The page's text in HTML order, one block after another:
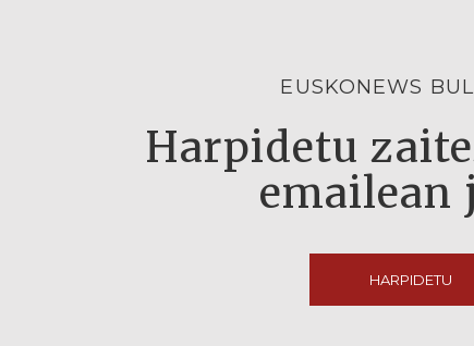
EUSKONEWS
Harpidetu
emailean
HARPIDETU